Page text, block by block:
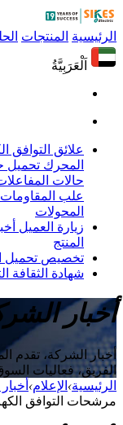
الرئيسية المنتجات
اَلْعَرَبِيَّةُ
علائق التوافق
المحرك تحميل
حالات
علب المقاومات
المحولات
زيارة العميل
المنتج
تخصيص تحميل
شهادة الثقافة
أخبار
أخبار الشركة، تقدم
الفريق، فعاليات
الرئيسية› الإعلام›
مرشحات التوافق